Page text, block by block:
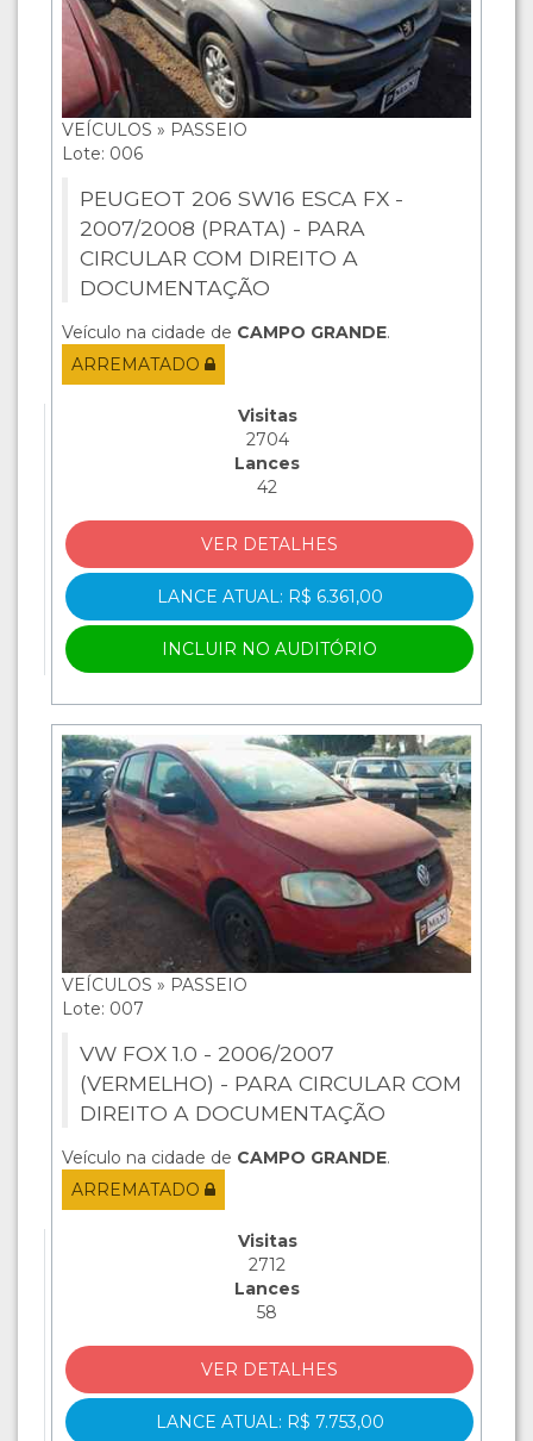
VEÍCULOS » PASSEIO
Lote: 006
PEUGEOT 206 SW16 ESCA FX -
2007/2008 (PRATA) - PARA
CIRCULAR COM DIREITO A
DOCUMENTAÇÃO
Veículo na cidade de CAMPO GRANDE.
ARREMATADO
Visitas
2704
Lances
42
VER DETALHES
LANCE ATUAL: R$ 6.361,00
INCLUIR NO AUDITÓRIO
VEÍCULOS » PASSEIO
Lote: 007
VW FOX 1.0 - 2006/2007
(VERMELHO) - PARA CIRCULAR COM
DIREITO A DOCUMENTAÇÃO
Veículo na cidade de CAMPO GRANDE.
ARREMATADO
Visitas
2712
Lances
58
VER DETALHES
LANCE ATUAL: R$ 7.753,00